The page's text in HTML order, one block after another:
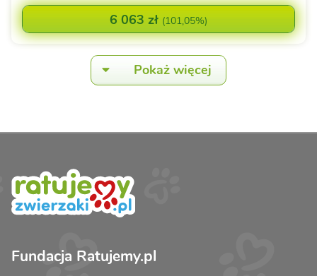
6 063 zł (101,05%)
Pokaż więcej
Fundacja Ratujemy.pl